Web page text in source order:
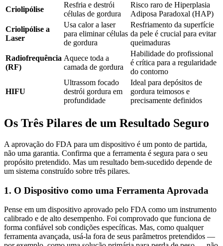
Criolipólise
Resfria e destrói
células de gordura
Risco raro de Hiperplasia
Adiposa Paradoxal (HAP)
Criolipólise a
Laser
Usa calor a laser
para eliminar células
de gordura
Resfriamento da superfície
da pele é crucial para evitar
queimaduras
Radiofrequência
(RF)
Aquece toda a
camada de gordura
Habilidade do profissional
é crítica para a regularidade
do contorno
HIFU
Ultrassom focado
destrói gordura em
profundidade
Ideal para depósitos de
gordura teimosos e
precisamente definidos
Os Três Pilares de um Resultado Seguro
A aprovação do FDA para um dispositivo é um ponto de partida,
não uma garantia. Confirma que a ferramenta é segura para o seu
propósito pretendido. Mas um resultado bem-sucedido depende de
um sistema construído sobre três pilares.
1. O Dispositivo como uma Ferramenta Aprovada
Pense em um dispositivo aprovado pelo FDA como um instrumento
calibrado e de alto desempenho. Foi comprovado que funciona de
forma confiável sob condições específicas. Mas, como qualquer
ferramenta avançada, usá-la fora de seus parâmetros pretendidos —